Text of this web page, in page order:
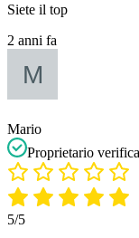
Siete il top
2 anni fa
Mario
Proprietario
5/5